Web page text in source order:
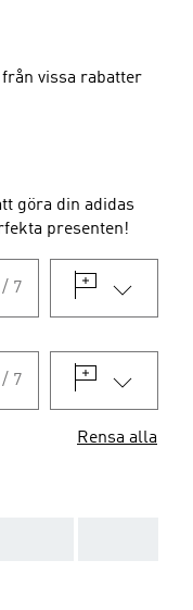
vissa rabatter
göra din adidas
presenten!
/ 7
/ 7
Rensa alla